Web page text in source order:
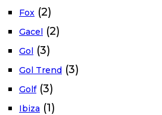
Fox (2)
Gacel (2)
Gol (3)
Gol Trend (3)
Golf (3)
Ibiza (1)